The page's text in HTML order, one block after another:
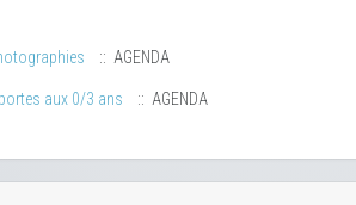
:: AGENDA
aux 0/3 ans :: AGENDA